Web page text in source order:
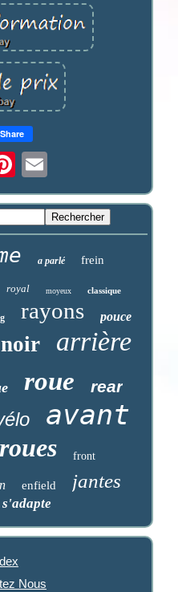
Share
a parlé frein
royal moyeux classique
rayons pouce
noir arrière
roue rear
avant
roues front
enfield jantes
s'adapte
Nous